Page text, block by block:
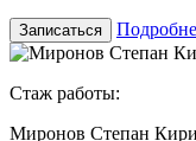
Записаться
Стаж работы:
Миронов Степан